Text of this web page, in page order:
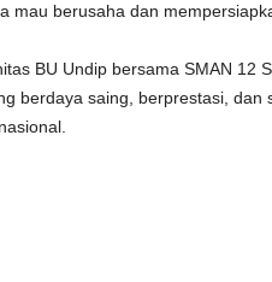
mau berusaha dan
BU Undip bersama SMAN 12
berdaya saing, berprestasi, dan